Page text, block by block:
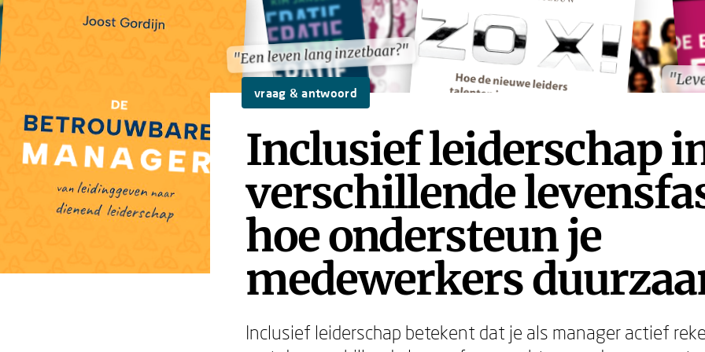
"Een leven lang inzetbaar?"
"Een leven lang inzetbaar?"
vraag & antwoord
Inclusief leiderschap
verschillende
hoe ondersteun je
medewerkers
Inclusief leiderschap betekent dat je als manager actief